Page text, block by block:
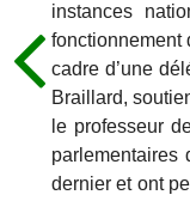
instances
fonctionnement
cadre d’une
Braillard,
le professeur
parlementaires
dernier et ont